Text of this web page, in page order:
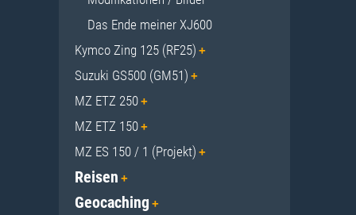
Das Ende meiner XJ600
Kymco Zing 125 (RF25)
Suzuki GS500 (GM51)
MZ ETZ 250
MZ ETZ 150
MZ ES 150 / 1 (Projekt)
Reisen
Geocaching